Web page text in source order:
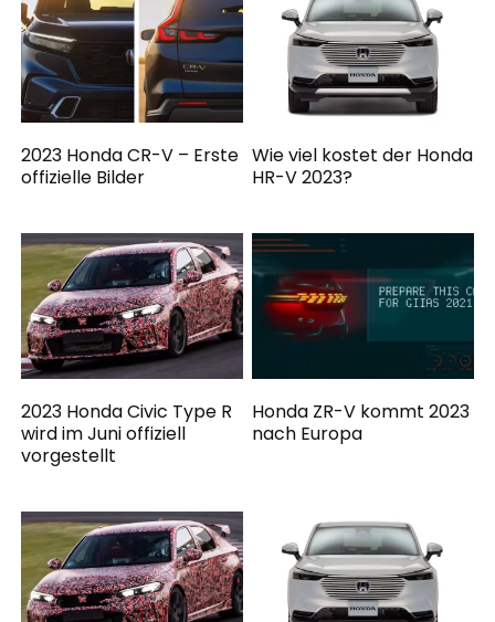
2023 Honda CR-V – Erste
offizielle Bilder
Wie viel kostet der Honda
HR-V 2023?
2023 Honda Civic Type R
wird im Juni offiziell
vorgestellt
Honda ZR-V kommt 2023
nach Europa